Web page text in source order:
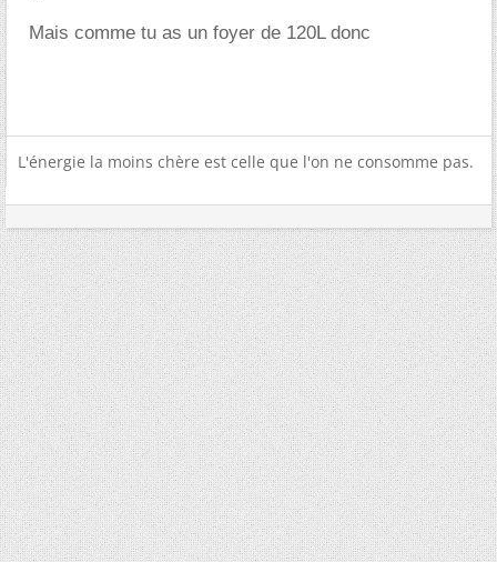
Mais comme tu as un foyer de 120L donc
L'énergie la moins chère est celle que l'on ne consomme pas.